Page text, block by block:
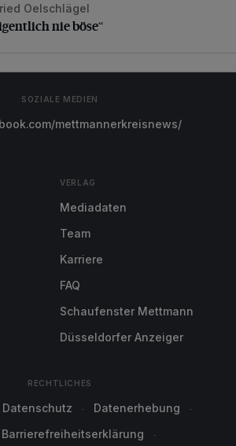
nie böse“
Oelschlägel
nie böse“
SOZIALE MEDIEN
mettmannerkreisnews/
VERLAG
Mediadaten
Team
Karriere
FAQ
Schaufenster Mettmann
Düsseldorfer Anzeiger
RECHTLICHES
Datenschutz
Datenerhebung
Barrierefreiheitserklärung